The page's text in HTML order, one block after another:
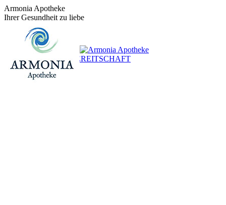
Zum
Inhalt
Armonia Apotheke
Ihrer Gesundheit zu liebe
+43 (0)1 / 48 624 14BEREITSCHAFT